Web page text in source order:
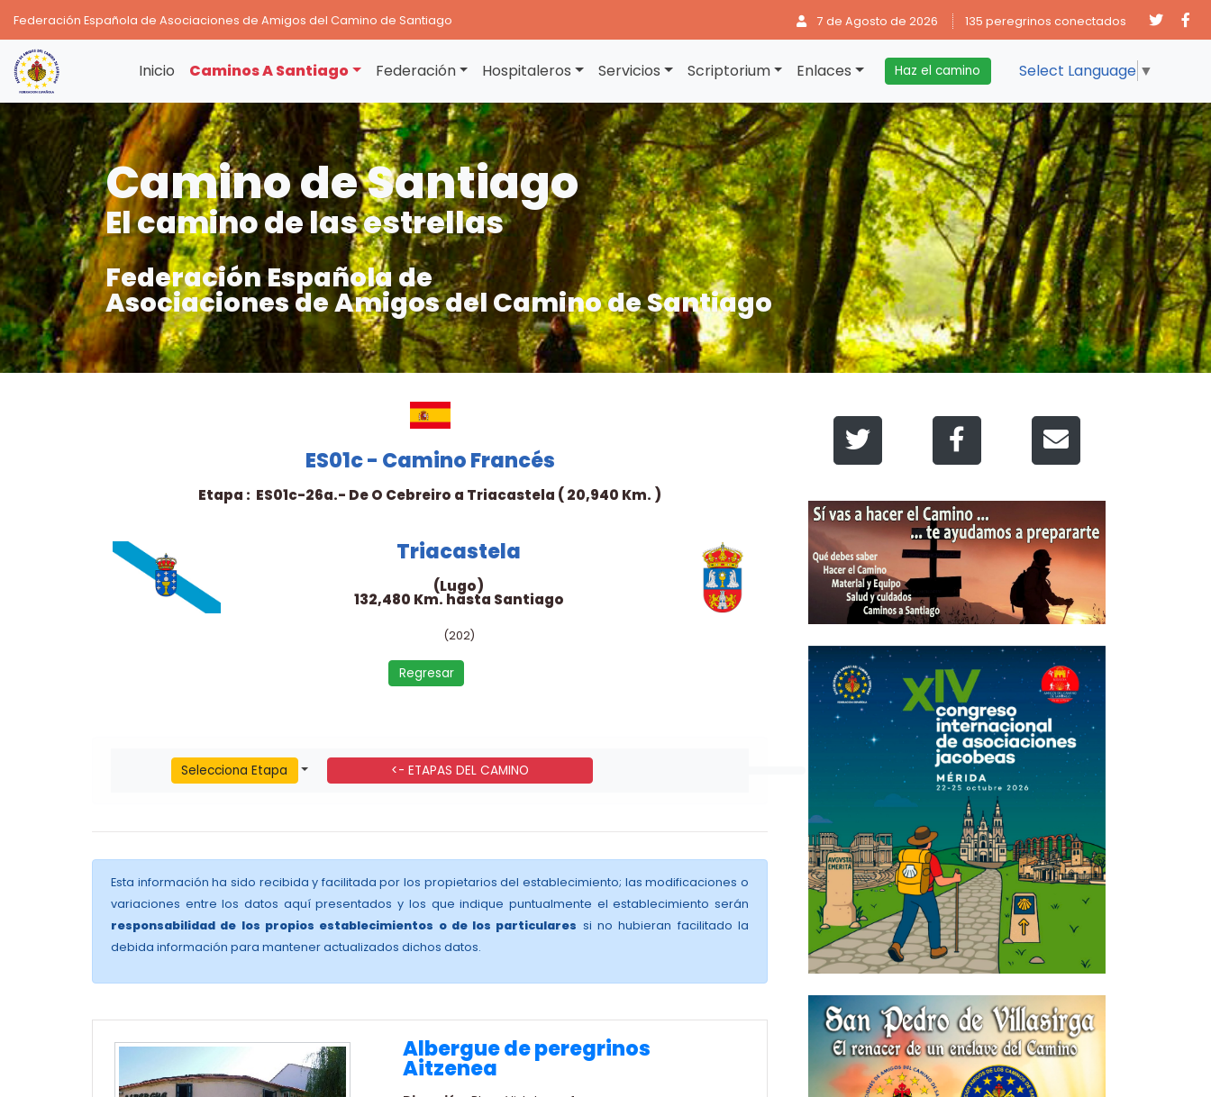
Federación Española de Asociaciones de Amigos del Camino de Santiago 7 de Agosto de 2026 135 peregrinos conectados
Inicio Caminos A Santiago Federación Hospitaleros Servicios Scriptorium Enlaces Haz el camino Select Language ▼
Camino de Santiago
El camino de las estrellas
Federación Española de
Asociaciones de Amigos del Camino de Santiago
ES01c - Camino Francés
Etapa : ES01c-26a.- De O Cebreiro a Triacastela ( 20,940 Km. )
Triacastela
(Lugo)
132,480 Km. hasta Santiago
(202)
Regresar
Selecciona Etapa <- ETAPAS DEL CAMINO
Esta información ha sido recibida y facilitada por los propietarios del establecimiento; las modificaciones o
variaciones entre los datos aquí presentados y los que indique puntualmente el establecimiento serán
responsabilidad de los propios establecimientos o de los particulares si no hubieran facilitado la
debida información para mantener actualizados dichos datos.
Albergue de peregrinos
Aitzenea